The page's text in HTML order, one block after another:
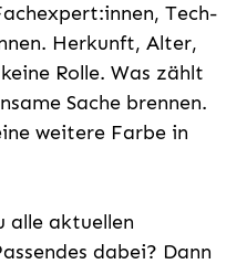
Tech-
Herkunft, Alter,
Rolle. Was zählt
Sache brennen.
weitere Farbe in
alle aktuellen
dabei? Dann